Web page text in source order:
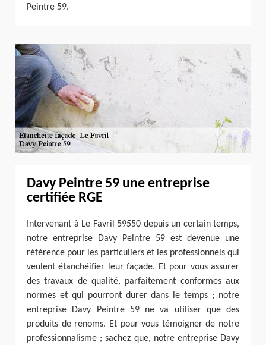
Peintre 59.
Davy Peintre 59 une entreprise
certifiée RGE
Intervenant à Le Favril 59550 depuis un certain temps,
notre entreprise Davy Peintre 59 est devenue une
référence pour les particuliers et les professionnels qui
veulent étanchéifier leur façade. Et pour vous assurer
des travaux de qualité, parfaitement conformes aux
normes et qui pourront durer dans le temps ; notre
entreprise Davy Peintre 59 ne va utiliser que des
produits de renoms. Et pour vous témoigner de notre
professionnalisme ; sachez que, notre entreprise Davy